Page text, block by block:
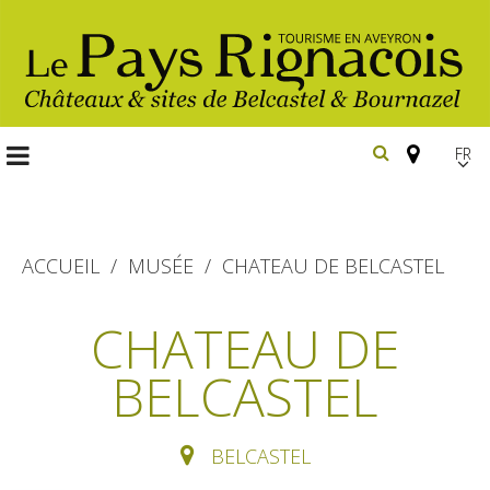
FR
incontournables
Belcastel, village et château
Bournazel, village et château
Randonnée
pédestre
En vélo, à vtt
Gîtes et locations
ACCUEIL MUSÉE CHATEAU DE BELCASTEL
CHATEAU DE
BELCASTEL
BELCASTEL